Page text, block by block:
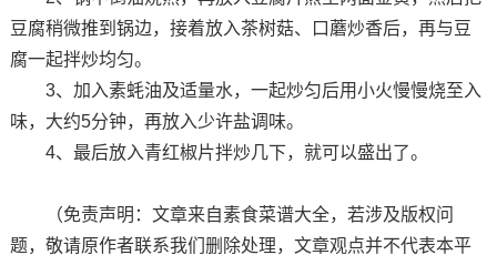
豆腐稍微推到锅边，接着放入茶树菇、口蘑炒香后，再与豆
腐一起拌炒均匀。
3、加入素蚝油及适量水，一起炒匀后用小火慢慢烧至入
味，大约5分钟，再放入少许盐调味。
4、最后放入青红椒片拌炒几下，就可以盛出了。
（免责声明：文章来自素食菜谱大全，若涉及版权问
题，敬请原作者联系我们删除处理，文章观点并不代表本平